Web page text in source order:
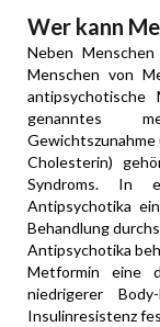
Wer kann
Neben
Menschen von
antipsychotische
genanntes
Cholesterin)
Syndroms. In
Antipsychotika
Behandlung
Antipsychotika
Metformin eine
niedrigerer
Insulinresistenz